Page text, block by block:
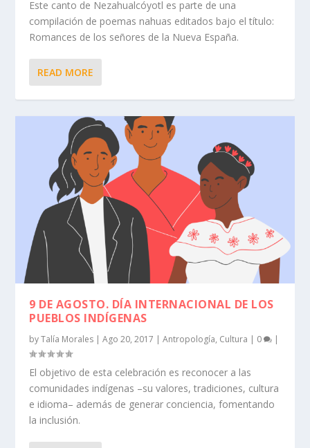
Este canto de Nezahualcóyotl es parte de una
compilación de poemas nahuas editados bajo el título:
Romances de los señores de la Nueva España.
READ MORE
9 DE AGOSTO. DÍA INTERNACIONAL DE LOS
PUEBLOS INDÍGENAS
byTalía Morales |Ago 20, 2017 |Antropología, Cultura | 0 |
El objetivo de esta celebración es reconocer a las
comunidades indígenas –su valores, tradiciones, cultura
e idioma– además de generar conciencia, fomentando
la inclusión.